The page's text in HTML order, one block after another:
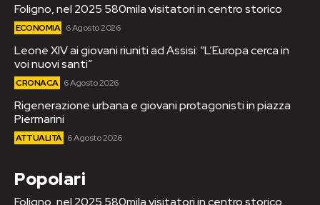
Foligno, nel 2025 580mila visitatori in centro storico
ECONOMIA 6 Agosto 2026
Leone XIV ai giovani riuniti ad Assisi: “L’Europa cerca in
voi nuovi santi”
CRONACA 6 Agosto 2026
Rigenerazione urbana e giovani protagonisti in piazza
Piermarini
ATTUALITÀ 6 Agosto 2026
Popolari
Foligno, nel 2025 580mila visitatori in centro storico